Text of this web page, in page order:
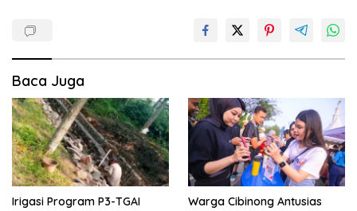
Baca Juga
Irigasi Program P3-TGAI
Warga Cibinong Antusias